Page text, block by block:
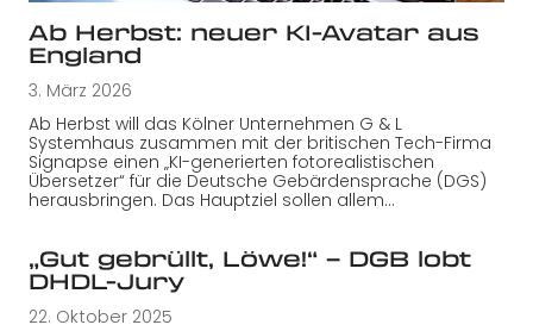
Ab Herbst: neuer KI-Avatar aus
England
3. März 2026
Ab Herbst will das Kölner Unternehmen G & L
Systemhaus zusammen mit der britischen Tech-Firma
Signapse einen „KI-generierten fotorealistischen
Übersetzer“ für die Deutsche Gebärdensprache (DGS)
herausbringen. Das Hauptziel sollen allem…
„Gut gebrüllt, Löwe!“ – DGB lobt
DHDL-Jury
22. Oktober 2025